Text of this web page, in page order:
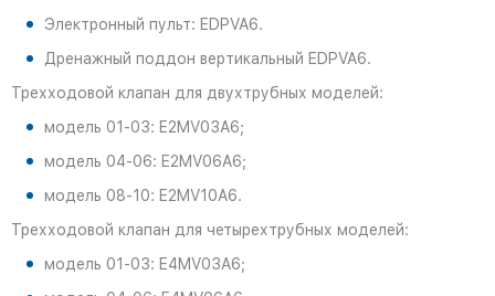
Электронный пульт: EDPVA6.
Дренажный поддон вертикальный EDPVA6.
Трехходовой клапан для двухтрубных моделей:
модель 01-03: E2MV03A6;
модель 04-06: E2MV06A6;
модель 08-10: E2MV10A6.
Трехходовой клапан для четырехтрубных моделей:
модель 01-03: E4MV03A6;